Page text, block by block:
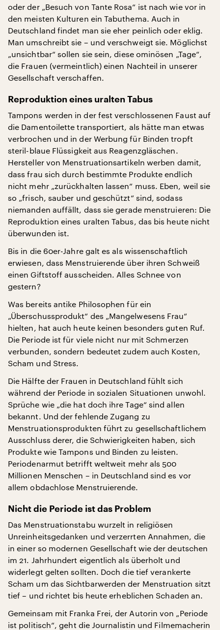
oder der „Besuch von Tante Rosa“ ist nach wie vor in
den meisten Kulturen ein Tabuthema. Auch in
Deutschland findet man sie eher peinlich oder eklig.
Man umschreibt sie – und verschweigt sie. Möglichst
„unsichtbar“ sollen sie sein, diese ominösen „Tage“,
die Frauen (vermeintlich) einen Nachteil in unserer
Gesellschaft verschaffen.
Reproduktion eines uralten Tabus
Tampons werden in der fest verschlossenen Faust auf
die Damentoilette transportiert, als hätte man etwas
verbrochen und in der Werbung für Binden tropft
steril-blaue Flüssigkeit aus Reagenzgläschen.
Hersteller von Menstruationsartikeln werben damit,
dass frau sich durch bestimmte Produkte endlich
nicht mehr „zurückhalten lassen“ muss. Eben, weil sie
so „frisch, sauber und geschützt“ sind, sodass
niemanden auffällt, dass sie gerade menstruieren: Die
Reproduktion eines uralten Tabus, das bis heute nicht
überwunden ist.
Bis in die 60er-Jahre galt es als wissenschaftlich
erwiesen, dass Menstruierende über ihren Schweiß
einen Giftstoff ausscheiden. Alles Schnee von
gestern?
Was bereits antike Philosophen für ein
„Überschussprodukt“ des „Mangelwesens Frau“
hielten, hat auch heute keinen besonders guten Ruf.
Die Periode ist für viele nicht nur mit Schmerzen
verbunden, sondern bedeutet zudem auch Kosten,
Scham und Stress.
Die Hälfte der Frauen in Deutschland fühlt sich
während der Periode in sozialen Situationen unwohl.
Sprüche wie „die hat doch ihre Tage“ sind allen
bekannt. Und der fehlende Zugang zu
Menstruationsprodukten führt zu gesellschaftlichem
Ausschluss derer, die Schwierigkeiten haben, sich
Produkte wie Tampons und Binden zu leisten.
Periodenarmut betrifft weltweit mehr als 500
Millionen Menschen – in Deutschland sind es vor
allem obdachlose Menstruierende.
Nicht die Periode ist das Problem
Das Menstruationstabu wurzelt in religiösen
Unreinheitsgedanken und verzerrten Annahmen, die
in einer so modernen Gesellschaft wie der deutschen
im 21. Jahrhundert eigentlich als überholt und
widerlegt gelten sollten. Doch die tief verankerte
Scham um das Sichtbarwerden der Menstruation sitzt
tief – und richtet bis heute erheblichen Schaden an.
Gemeinsam mit Franka Frei, der Autorin von „Periode
ist politisch“, geht die Journalistin und Filmemacherin